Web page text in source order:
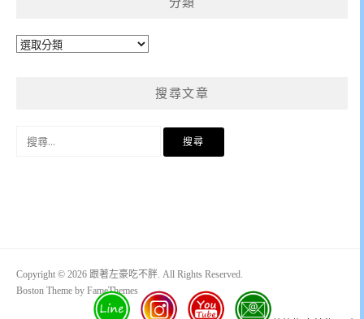
分類
分
搜尋文章
Copyright © 2026 跟著左豪吃不胖. All Rights Reserved.
Boston Theme by FameThemes